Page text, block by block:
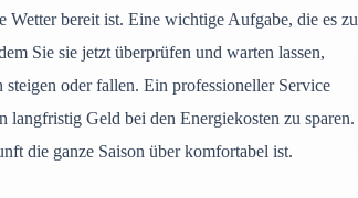
Wetter bereit ist. Eine wichtige Aufgabe, die es zu
Sie sie jetzt überprüfen und warten lassen,
oder fallen. Ein professioneller Service
langfristig Geld bei den Energiekosten zu sparen.
die ganze Saison über komfortabel ist.